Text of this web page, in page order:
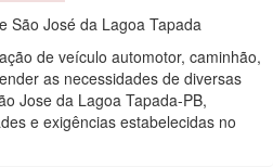
São José da Lagoa Tapada
de veículo automotor, caminhão,
as necessidades de diversas
Jose da Lagoa Tapada-PB,
e exigências estabelecidas no